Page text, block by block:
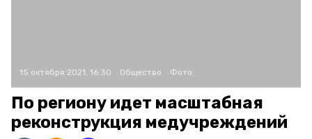
15 октября 2021, 16:30 Общество Фото:
По региону идет масштабная
реконструкция медучреждений